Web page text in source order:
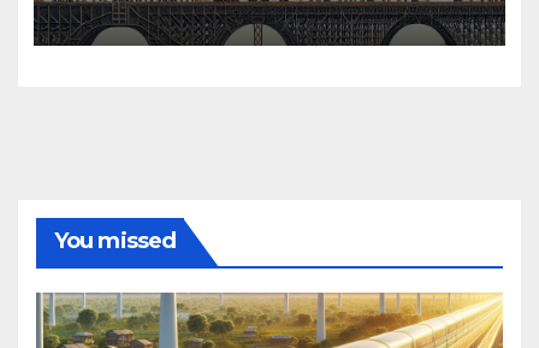
You missed